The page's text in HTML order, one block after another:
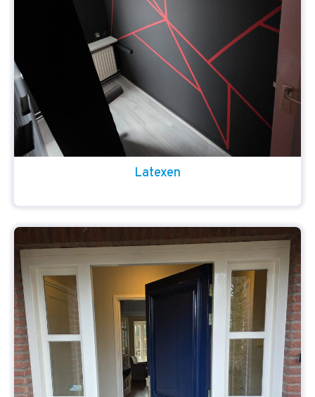
Latexen